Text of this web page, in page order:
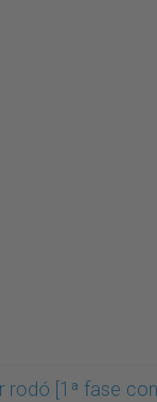
rodó [1ª fase